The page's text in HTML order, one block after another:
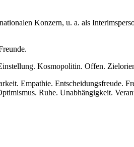
Konzern, u. a. als
Kosmopolitin. Offen.
Empathie. Entscheidungsfreude.
Ruhe. Unabhängigkeit.